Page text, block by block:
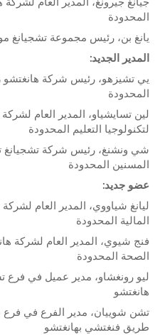
المحدودة
يانغ بن، رئيس مجموعة تشجيانغ
المدير الجديد:
يي تشيزهو، رئيس شركة هانغتشو
المحدودة
لين تسايشياو، المدير العام
لتكنولوجيا التعليم المحدودة
شي ونشنغ، رئيس شركة تشجيانغ
المسنين المحدودة
عضو جديد:
ليانغ شياووي، المدير العام
المالية المحدودة
فنج شيوي، المدير العام لشركة
الصحة المحدودة
ليو رونغشاو، مدير عميل في
هانغتشو
تشن شوييان، مدير الفرع في فرع
طريق فنغتشي بهانغتشو